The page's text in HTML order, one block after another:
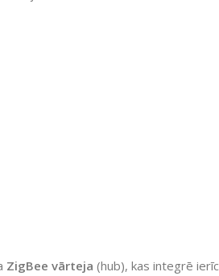
ZigBee vārteja (hub), kas integrē